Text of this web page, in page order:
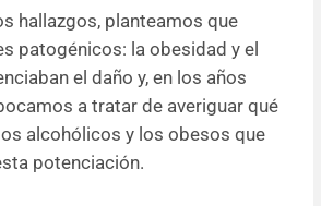
hallazgos, planteamos que
patogénicos: la obesidad y el
el daño y, en los años
a tratar de averiguar qué
alcohólicos y los obesos que
potenciación.